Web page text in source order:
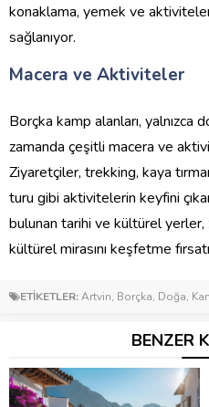
konaklama, yemek ve
sağlanıyor.
Macera ve Aktiviteler
Borçka kamp alanları, yalnızca
zamanda çeşitli macera ve
Ziyaretçiler, trekking, kaya
turu gibi aktivitelerin keyfini
bulunan tarihi ve kültürel
kültürel mirasını keşfetme
ETİKETLER:Artvin, Borçka, Doğa,
BENZER